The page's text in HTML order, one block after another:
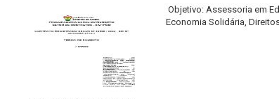
Objetivo: Assessoria em
Economia Solidária,